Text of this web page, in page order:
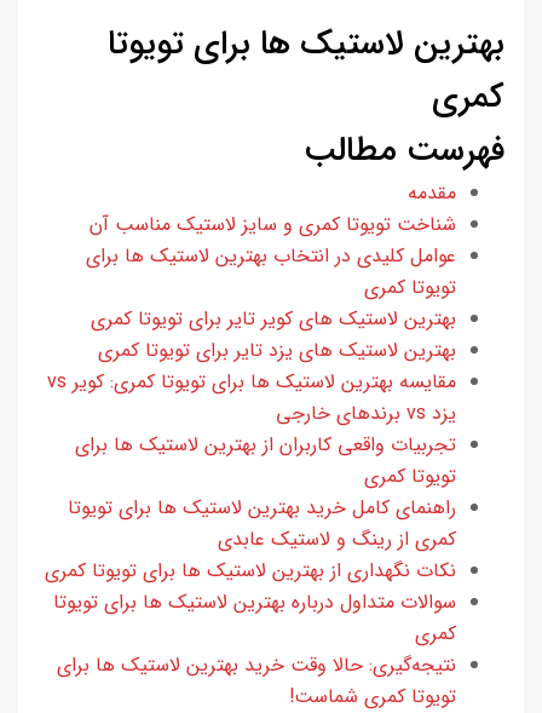
بهترین لاستیک ها برای تویوتا
کمری
فهرست مطالب
مقدمه
شناخت تویوتا کمری و سایز لاستیک مناسب آن
عوامل کلیدی در انتخاب بهترین لاستیک ها برای
تویوتا کمری
بهترین لاستیک های کویر تایر برای تویوتا کمری
بهترین لاستیک های یزد تایر برای تویوتا کمری
مقایسه بهترین لاستیک ها برای تویوتا کمری: کویر vs
یزد vs برندهای خارجی
تجربیات واقعی کاربران از بهترین لاستیک ها برای
تویوتا کمری
راهنمای کامل خرید بهترین لاستیک ها برای تویوتا
کمری از رینگ و لاستیک عابدی
نکات نگهداری از بهترین لاستیک ها برای تویوتا کمری
سوالات متداول درباره بهترین لاستیک ها برای تویوتا
کمری
نتیجه‌گیری: حالا وقت خرید بهترین لاستیک ها برای
تویوتا کمری شماست!